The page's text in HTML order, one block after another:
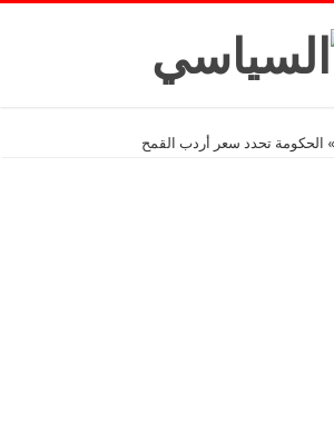
» الحكومة تحدد سعر أردب القمح